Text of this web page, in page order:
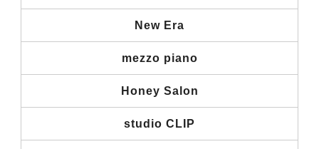
New Era
mezzo piano
Honey Salon
studio CLIP